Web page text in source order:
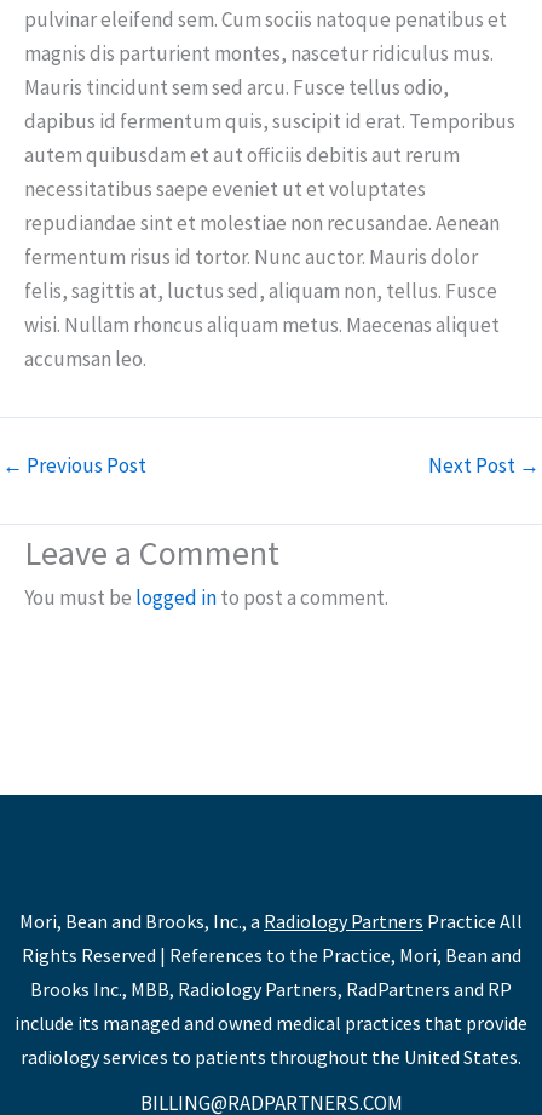
pulvinar eleifend sem. Cum sociis natoque penatibus et
magnis dis parturient montes, nascetur ridiculus mus.
Mauris tincidunt sem sed arcu. Fusce tellus odio,
dapibus id fermentum quis, suscipit id erat. Temporibus
autem quibusdam et aut officiis debitis aut rerum
necessitatibus saepe eveniet ut et voluptates
repudiandae sint et molestiae non recusandae. Aenean
fermentum risus id tortor. Nunc auctor. Mauris dolor
felis, sagittis at, luctus sed, aliquam non, tellus. Fusce
wisi. Nullam rhoncus aliquam metus. Maecenas aliquet
accumsan leo.
← Previous Post Next Post →
Leave a Comment
You must be logged into post a comment.
Mori, Bean and Brooks, Inc., a Radiology Partners Practice All
Rights Reserved | References to the Practice, Mori, Bean and
Brooks Inc., MBB, Radiology Partners, RadPartners and RP
include its managed and owned medical practices that provide
radiology services to patients throughout the United States.
BILLING@RADPARTNERS.COM